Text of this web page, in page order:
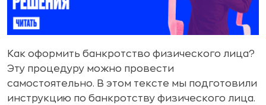
Как оформить банкротство физического лица?
Эту процедуру можно провести
самостоятельно. В этом тексте мы подготовили
инструкцию по банкротству физического лица.